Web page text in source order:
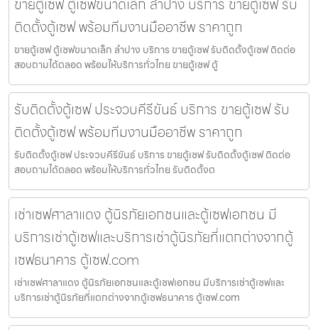
ขายตู้เซฟ ตู้เซฟขนาดเล็ก ลำปาง บริการ ขายตู้เซฟ รับ
ติดตั้งตู้เซฟ พร้อมทีมงานมืออาชีพ ราคาถูก
ขายตู้เซฟ ตู้เซฟขนาดเล็ก ลำปาง บริการ ขายตู้เซฟ รับติดตั้งตู้เซฟ ติดต่อ
สอบถามได้ตลอด พร้อมให้บริการทั่วไทย ขายตู้เซฟ ตู้
รับติดตั้งตู้เซฟ ประจวบคีรีขันธ์ บริการ ขายตู้เซฟ รับ
ติดตั้งตู้เซฟ พร้อมทีมงานมืออาชีพ ราคาถูก
รับติดตั้งตู้เซฟ ประจวบคีรีขันธ์ บริการ ขายตู้เซฟ รับติดตั้งตู้เซฟ ติดต่อ
สอบถามได้ตลอด พร้อมให้บริการทั่วไทย รับติดตั้งต
เช่าเซฟศาลาแดง ตู้นิรภัยเอกชนและตู้เซฟเอกชน มี
บริการเช่าตู้เซฟและบริการเช่าตู้นิรภัยที่แตกต่างจากตู้
เซฟธนาคาร ตู้เซฟ.com
เช่าเซฟศาลาแดง ตู้นิรภัยเอกชนและตู้เซฟเอกชน มีบริการเช่าตู้เซฟและ
บริการเช่าตู้นิรภัยที่แตกต่างจากตู้เซฟธนาคาร ตู้เซฟ.com